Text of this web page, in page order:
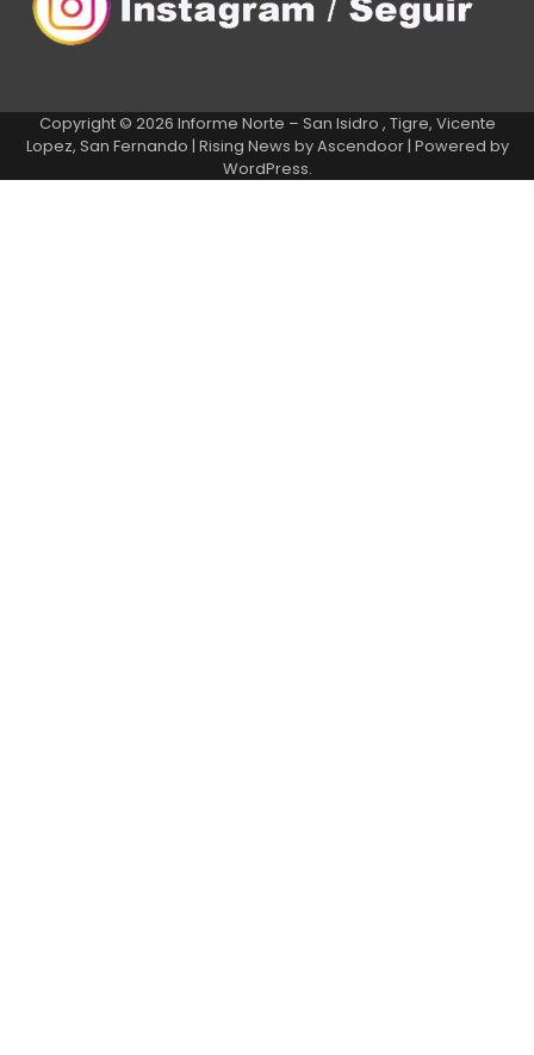
Copyright © 2026 Informe Norte – San Isidro , Tigre, Vicente
Lopez, San Fernando | Rising News byAscendoor| Powered by
WordPress.